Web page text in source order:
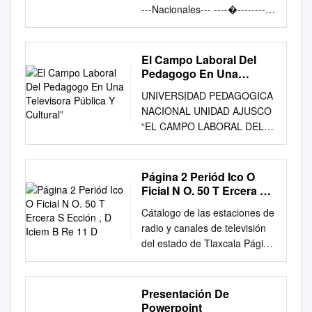
---Nacionales--- ----�-----------
--------1 - Canal Virtual 1
(Azteca Trece)
POBLACIONES ESTADO
PRINCIPAL
PERMISIONARIO
AGUASCALIENTES,
CALVILLO, AGS.; M4i@M-
MM+ii05%\füii 1 LAGOS DE
MORENO, SAN JUAN DE LOS
AGUASCALIENTES XHJCM-
TDT 1.1 LAGOS, JAL. 2
ENSENADA, VALLE DE
GUADALUPE, B.C. XHENE-
TDT 1.1 BAJA CALIFORNIA 3
EL TRIUNFO, B.C.S ' 1.1
El Campo Laboral Del
Pedagogo En Una
Cultural”
UNIVERSIDAD PEDAGOGICA
NACIONAL UNIDAD AJUSCO
“EL CAMPO LABORAL DEL
PEDAGOGO EN UNA
TELEVISORA PÚBLICA Y
CULTURAL” TESINA PARA
OBTENER EL TÍTULO DE:
PEDAGOGÍA QUE PRESENTA
EDAENA MATA ZAYAS
DIRECTORA DE TESINA
MARÍA TERESA ESCUDERO
YERENA MEXICO, D.F. 2004
AGRADECIMIENTOS y A mi
Página 2 Periód Ico O
Ficial N O. 50 T Ercera S
D
Cátalogo de las estaciones de
radio y canales de televisión
del estado de Tlaxcala Página
Emisoras que se ven y
escuchan en la entidad 2
Cuenta Obligadas a Transmite
Obligadas a Entidades por las
Presentación De
Powerpoint